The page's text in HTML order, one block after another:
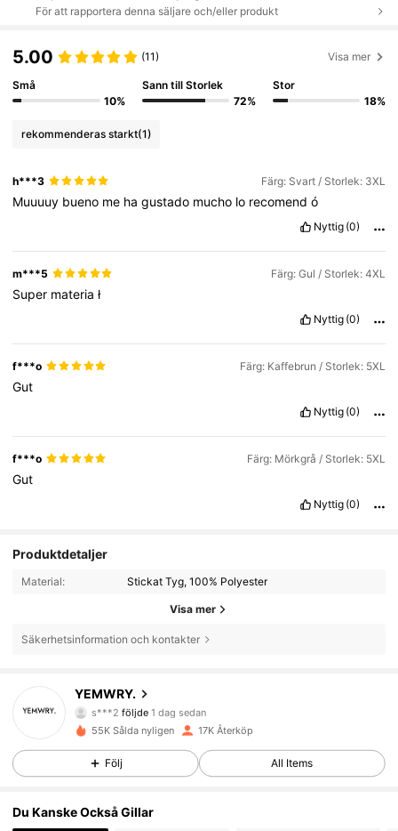
För att rapportera denna säljare och/eller produkt
5.00 (11) Visa mer
Små
10%
Sann till Storlek
72%
Stor
18%
rekommenderas starkt(1)
h***3 Färg: Svart / Storlek: 3XL
Muuuuy bueno me hagustado mucho lo recomendó
Nyttig (0)
m***5 Färg: Gul / Storlek: 4XL
Super materiał
Nyttig (0)
f***o Färg: Kaffebrun / Storlek: 5XL
Gut
Nyttig (0)
f***o Färg: Mörkgrå / Storlek: 5XL
Gut
Nyttig (0)
Produktdetaljer
Material: Stickat Tyg, 100% Polyester
Visa mer
Säkerhetsinformation och kontakter
YEMWRY.
s***2följde
4.84
5K Följare
4.84 5K Följare
55K Sålda nyligen 17K Återköp
Följ All Items
Du Kanske Också Gillar